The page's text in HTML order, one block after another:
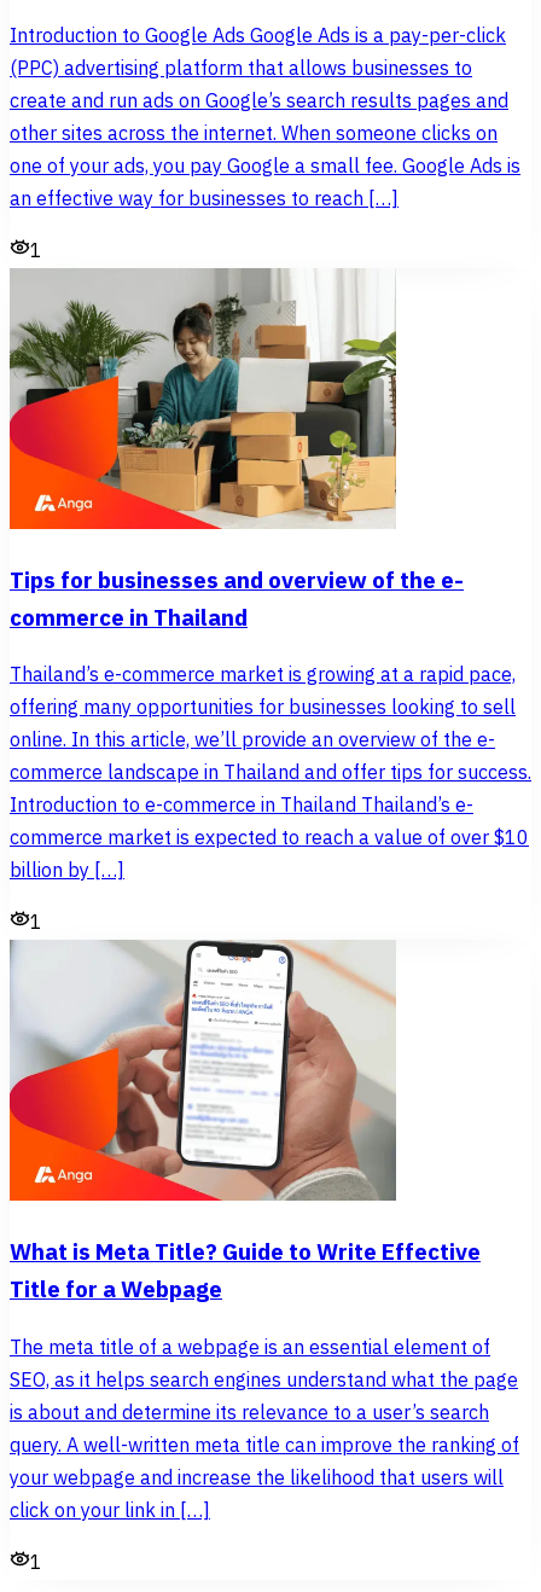
Introduction to Google Ads Google Ads is a pay-per-click
(PPC) advertising platform that allows businesses to
create and run ads on Google’s search results pages and
other sites across the internet. When someone clicks on
one of your ads, you pay Google a small fee. Google Ads is
an effective way for businesses to reach […]
1
Tips for businesses and overview of the e-
commerce in Thailand
Thailand’s e-commerce market is growing at a rapid pace,
offering many opportunities for businesses looking to sell
online. In this article, we’ll provide an overview of the e-
commerce landscape in Thailand and offer tips for success.
Introduction to e-commerce in Thailand Thailand’s e-
commerce market is expected to reach a value of over $10
billion by […]
1
What is Meta Title? Guide to Write Effective
Title for a Webpage
The meta title of a webpage is an essential element of
SEO, as it helps search engines understand what the page
is about and determine its relevance to a user’s search
query. A well-written meta title can improve the ranking of
your webpage and increase the likelihood that users will
click on your link in […]
1